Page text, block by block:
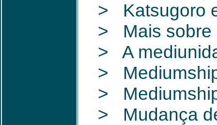
> Katsugoro
> Mais sobre
> A
>
>
> Mudança